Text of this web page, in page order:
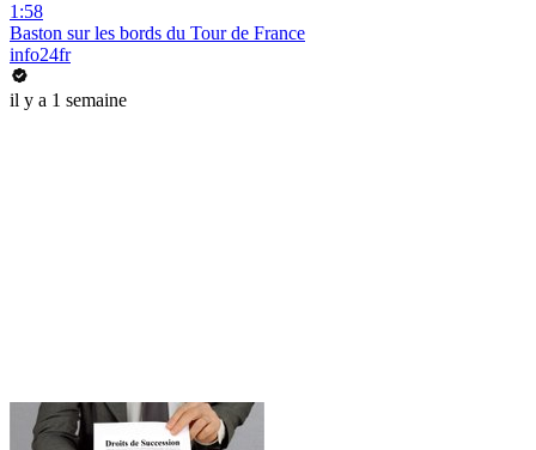
1:58
Baston sur les bords du Tour de France
info24fr
il y a 1 semaine